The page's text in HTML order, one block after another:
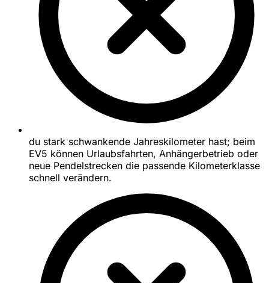
du stark schwankende Jahreskilometer hast; beim
EV5 können Urlaubsfahrten, Anhängerbetrieb oder
neue Pendelstrecken die passende Kilometerklasse
schnell verändern.